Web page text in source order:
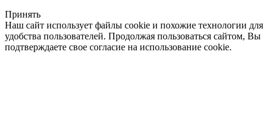
Принять
Наш сайт использует файлы cookie и похожие технологии для
удобства пользователей. Продолжая пользоваться сайтом, Вы
подтверждаете свое согласие на использование cookie.